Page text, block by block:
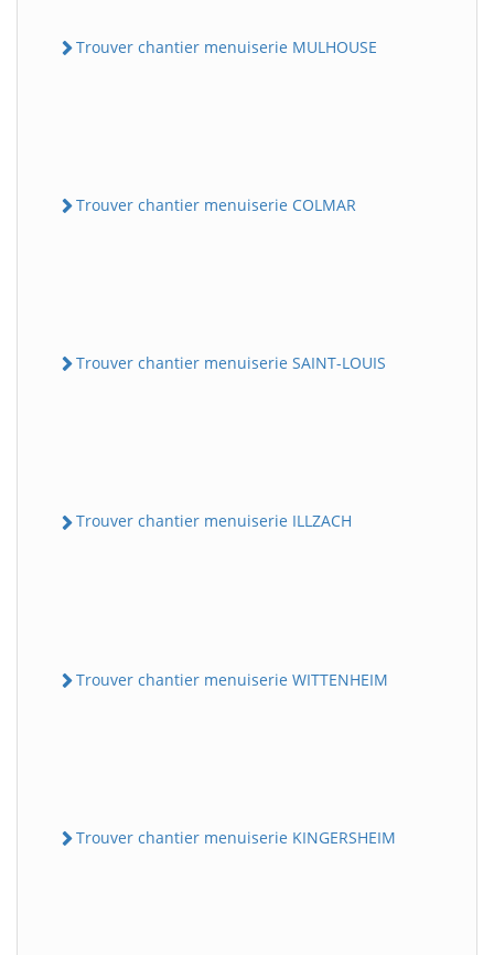
Trouver chantier menuiserie MULHOUSE
Trouver chantier menuiserie COLMAR
Trouver chantier menuiserie SAINT-LOUIS
Trouver chantier menuiserie ILLZACH
Trouver chantier menuiserie WITTENHEIM
Trouver chantier menuiserie KINGERSHEIM